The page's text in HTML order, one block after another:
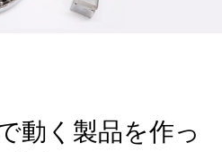
動く製品を作っ